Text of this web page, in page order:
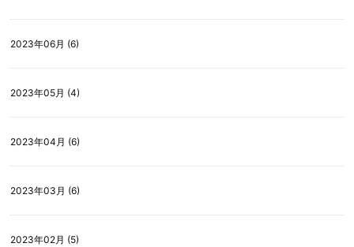
2023年06月 (6)
2023年05月 (4)
2023年04月 (6)
2023年03月 (6)
2023年02月 (5)